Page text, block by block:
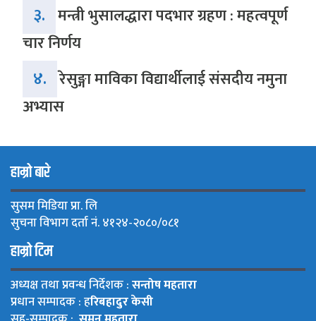
३. मन्त्री भुसालद्धारा पदभार ग्रहण : महत्वपूर्ण
चार निर्णय
४. रेसुङ्गा माविका विद्यार्थीलाई संसदीय नमुना
अभ्यास
हाम्रो बारे
सुसम मिडिया प्रा. लि
सुचना विभाग दर्ता नं. ४१२४-२०८०/०८१
हाम्रो टिम
अध्यक्ष तथा प्रवन्ध निर्देशक :सन्तोष महतारा
प्रधान सम्पादक : हरिबहादुर केसी